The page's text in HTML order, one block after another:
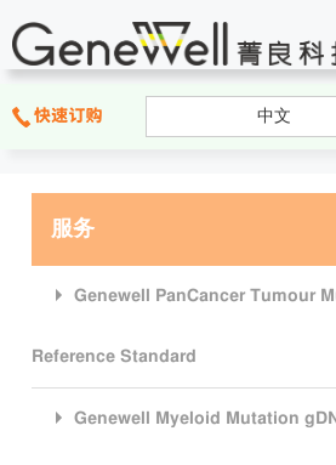
服务
Genewell PanCancer Tumour
Reference Standard
Genewell Myeloid Mutation